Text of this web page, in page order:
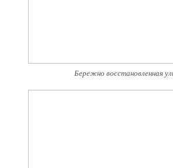
Бережно восстановленная